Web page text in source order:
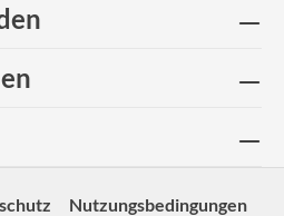
Nutzungsbedingungen